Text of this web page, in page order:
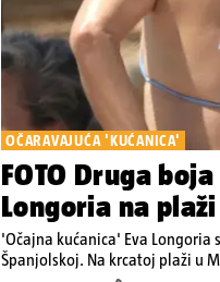
OČARAVAJUĆA 'KUĆANICA'
FOTO Druga
Longoria na
'Očajna kućanica' Eva
Španjolskoj. Na krcatoj plaži u